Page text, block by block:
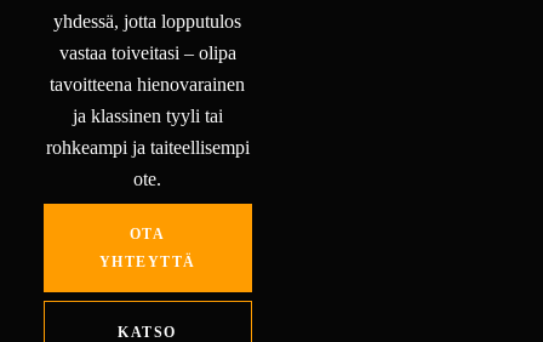
yhdessä, jotta lopputulos
vastaa toiveitasi – olipa
tavoitteena hienovarainen
ja klassinen tyyli tai
rohkeampi ja taiteellisempi
ote.
OTA
YHTEYTTÄ
KATSO